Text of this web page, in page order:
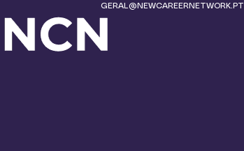
GERAL@NEWCAREERNETWORK.PT